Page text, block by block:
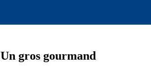
Un gros gourmand